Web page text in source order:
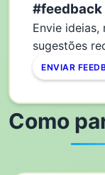
#feedback
Envie ideias,
sugestões
ENVIAR
Como